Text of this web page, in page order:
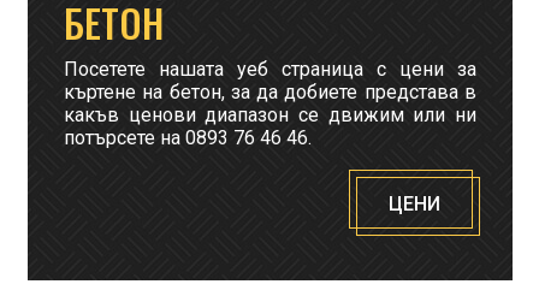
БЕТОН
Посетете нашата уеб страница с цени за
къртене на бетон, за да добиете представа в
какъв ценови диапазон се движим или ни
потърсете на 0893 76 46 46.
ЦЕНИ